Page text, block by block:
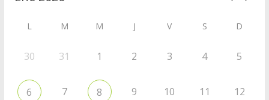
L M M J V S D
30 31 1 2 3 4 5
6 7 8 9 10 11 12